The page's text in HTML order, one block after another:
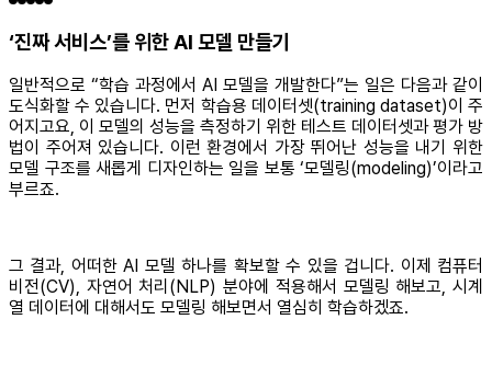
‘진짜 서비스’를 위한 AI 모델 만들기
일반적으로 “학습 과정에서 AI 모델을 개발한다”는 일은 다음과 같이
도식화할 수 있습니다. 먼저 학습용 데이터셋(training dataset)이 주
어지고요, 이 모델의 성능을 측정하기 위한 테스트 데이터셋과 평가 방
법이 주어져 있습니다. 이런 환경에서 가장 뛰어난 성능을 내기 위한
모델 구조를 새롭게 디자인하는 일을 보통 ‘모델링(modeling)’이라고
부르죠.
그 결과, 어떠한 AI 모델 하나를 확보할 수 있을 겁니다. 이제 컴퓨터
비전(CV), 자연어 처리(NLP) 분야에 적용해서 모델링 해보고, 시계
열 데이터에 대해서도 모델링 해보면서 열심히 학습하겠죠.